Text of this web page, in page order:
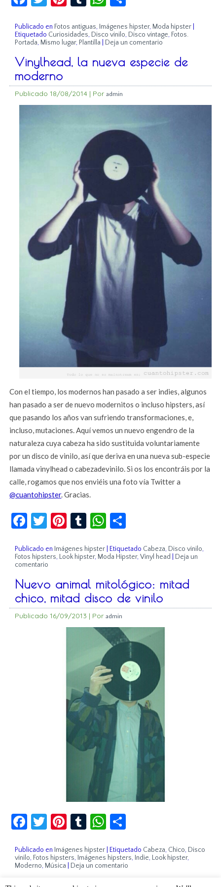
Publicado en Fotos antiguas, Imágenes hipster, Moda hipster
Etiquetado Curiosidades, Disco vinilo, Disco vintage, Fotos.
Portada, Mismo lugar, Plantilla Deja un comentario
Vinylhead, la nueva especie de
moderno
Publicado 18/08/2014 | Por admin
Con el tiempo, los modernos han pasado a ser indies, algunos
han pasado a ser de nuevo modernitos o incluso hipsters, así
que pasando los años van sufriendo transformaciones, e,
incluso, mutaciones. Aquí vemos un nuevo engendro de la
naturaleza cuya cabeza ha sido sustituida voluntariamente
por un disco de vinilo, así que deriva en una nueva sub-especie
llamada vinylhead o cabezadevinilo. Si os los encontráis por la
calle, rogamos que nos enviéis una foto vía Twitter a
@cuantohipster. Gracias.
Facebook
Twitter
Pinterest
TumblrWhatsApp
Publicado en Imágenes hipster Etiquetado Cabeza, Disco vinilo,
Fotos hipsters, Look hipster, Moda Hipster,Vinyl head
Deja un
comentario
Nuevo animal mitológico: mitad
chico, mitad disco de vinilo
Publicado 16/09/2013 | Por admin
Facebook
Twitter
Pinterest
TumblrWhatsApp
Publicado en Imágenes hipster Etiquetado Cabeza, Chico, Disco
vinilo, Fotos hipsters, Imágenes hipsters, Indie, Look hipster,
Moderno, Música Deja un comentario